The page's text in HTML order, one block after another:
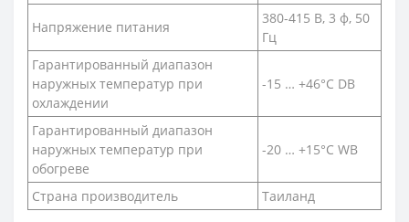
Напряжение питания
380-415 В, 3 ф, 50
Гц
Гарантированный диапазон
наружных температур при
охлаждении
-15 … +46°C DB
Гарантированный диапазон
наружных температур при
обогреве
-20 … +15°C WB
Страна производитель Таиланд